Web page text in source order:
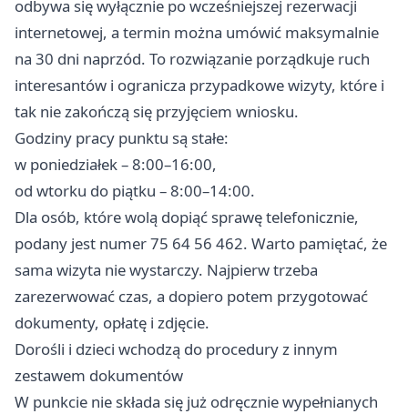
odbywa się wyłącznie po wcześniejszej rezerwacji
internetowej, a termin można umówić maksymalnie
na 30 dni naprzód. To rozwiązanie porządkuje ruch
interesantów i ogranicza przypadkowe wizyty, które i
tak nie zakończą się przyjęciem wniosku.
Godziny pracy punktu są stałe:
w poniedziałek – 8:00–16:00,
od wtorku do piątku – 8:00–14:00.
Dla osób, które wolą dopiąć sprawę telefonicznie,
podany jest numer 75 64 56 462. Warto pamiętać, że
sama wizyta nie wystarczy. Najpierw trzeba
zarezerwować czas, a dopiero potem przygotować
dokumenty, opłatę i zdjęcie.
Dorośli i dzieci wchodzą do procedury z innym
zestawem dokumentów
W punkcie nie składa się już odręcznie wypełnianych